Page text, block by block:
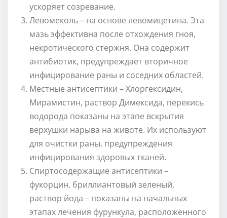
ускоряет созревание.
Левомеколь – на основе левомицетина. Эта
мазь эффективна после отхождения гноя,
некротического стержня. Она содержит
антибиотик, предупреждает вторичное
инфицирование раны и соседних областей.
Местные антисептики – Хлоргексидин,
Мирамистин, раствор Димексида, перекись
водорода показаны на этапе вскрытия
верхушки нарыва на животе. Их используют
для очистки раны, предупреждения
инфицирования здоровых тканей.
Спиртосодержащие антисептики –
фукорцин, бриллиантовый зеленый,
раствор йода – показаны на начальных
этапах лечения фурункула, расположенного